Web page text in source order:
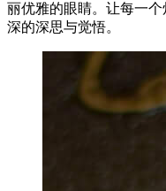
丽优雅的眼睛。让每一
深的深思与觉悟。